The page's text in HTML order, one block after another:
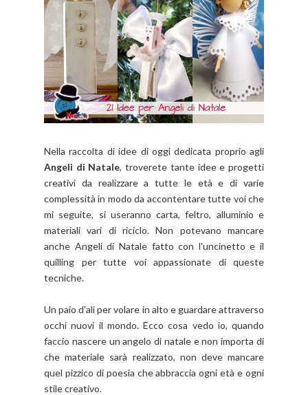
Nella raccolta di idee di oggi dedicata proprio agli
Angeli di Natale, troverete tante idee e progetti
creativi da realizzare a tutte le età e di varie
complessità in modo da accontentare tutte voi che
mi seguite, si useranno carta, feltro, alluminio e
materiali vari di riciclo. Non potevano mancare
anche Angeli di Natale fatto con l'uncinetto e il
quilling per tutte voi appassionate di queste
tecniche.
Un paio d'ali per volare in alto e guardare attraverso
occhi nuovi il mondo. Ecco cosa vedo io, quando
faccio nascere un angelo di natale e non importa di
che materiale sarà realizzato, non deve mancare
quel pizzico di poesia che abbraccia ogni età e ogni
stile creativo.